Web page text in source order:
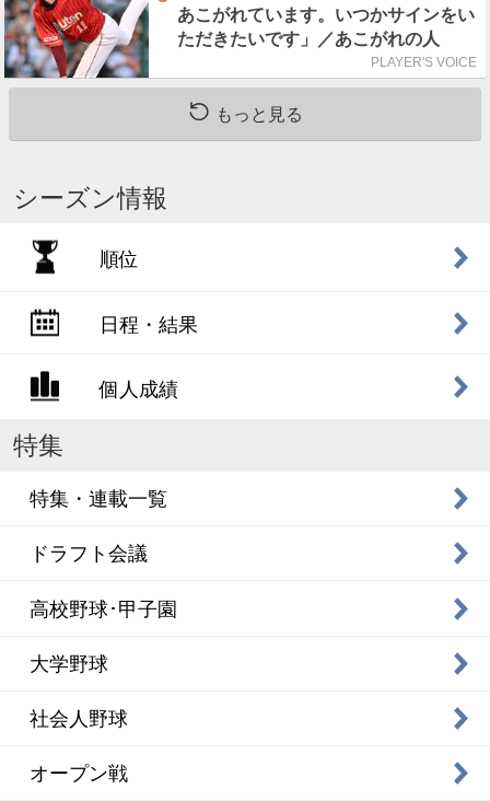
あこがれています。いつかサインをい
ただきたいです」／あこがれの人
PLAYER'S VOICE
もっと見る
シーズン情報
順位
日程・結果
個人成績
特集
特集・連載一覧
ドラフト会議
高校野球･甲子園
大学野球
社会人野球
オープン戦